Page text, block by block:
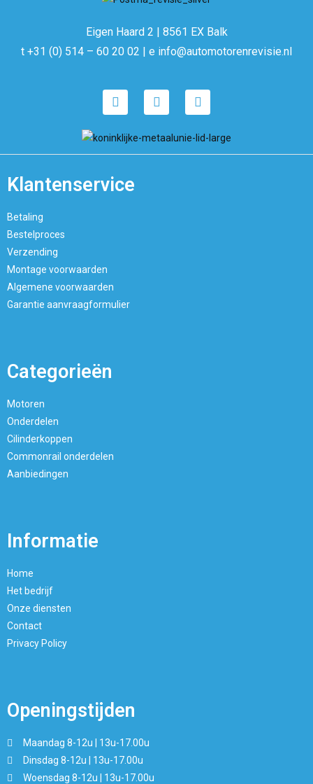
Eigen Haard 2 | 8561 EX Balk
t +31 (0) 514 – 60 20 02 | e info@automotorenrevisie.nl
Klantenservice
Betaling
Bestelproces
Verzending
Montage voorwaarden
Algemene voorwaarden
Garantie aanvraagformulier
Categorieën
Motoren
Onderdelen
Cilinderkoppen
Commonrail onderdelen
Aanbiedingen
Informatie
Home
Het bedrijf
Onze diensten
Contact
Privacy Policy
Openingstijden
Maandag 8-12u | 13u-17.00u
Dinsdag 8-12u | 13u-17.00u
Woensdag 8-12u | 13u-17.00u